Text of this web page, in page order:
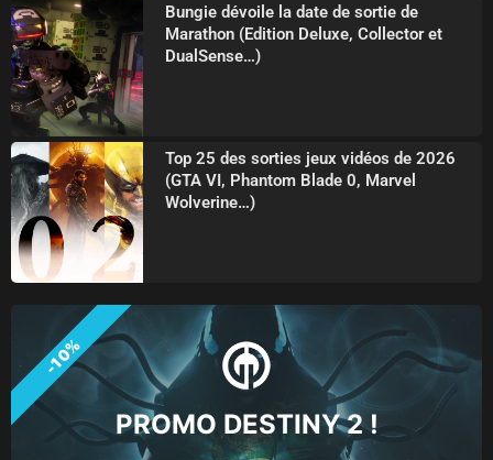
Bungie dévoile la date de sortie de
Marathon (Edition Deluxe, Collector et
DualSense…)
Top 25 des sorties jeux vidéos de 2026
(GTA VI, Phantom Blade 0, Marvel
Wolverine…)
PROMO DESTINY 2 !
-10%